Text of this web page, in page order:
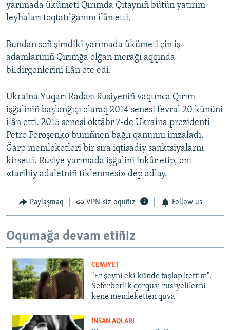
yarımada ükümeti Qırımda Qıtaynıñ bütün yatırım
leyhaları toqtatılğanını ilân etti.
Bundan soñ şimdiki yarımada ükümeti çin iş
adamlarınıñ Qırımğa olğan merağı aqqında
bildirgenlerini ilân ete edi.
Ukraina Yuqarı Radası Rusiyeniñ vaqtınca Qırım
işğaliniñ başlanğıçı olaraq 2014 senesi fevral 20 kününi
ilân etti. 2015 senesi oktâbr 7-de Ukraina prezidenti
Petro Poroşenko bunıñnen bağlı qanunnı imzaladı.
Ğarp memleketleri bir sıra iqtisadiy sanktsiyalarnı
kirsetti. Rusiye yarımada işğalini inkâr etip, onı
«tarihiy adaletniñ tiklenmesi» dep adlay.
Paylaşmaq VPN-siz oquñız Follow us
Oqumağa devam etiñiz
CEMİYET
"Er şeyni eki künde taşlap kettim".
Seferberlik qorqusı rusiyelilerni
kene memleketten quva
İNSAN AQLARI